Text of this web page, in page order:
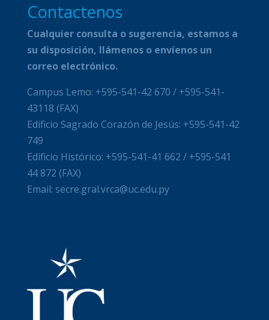
Contactenos
Cualquier consulta o sugerencia, estamos a
su disposición, llámenos o envíenos un
correo electrónico.
Campus Lemo: +595-541-42 670 / +595-541-
43118 (FAX)
Edificio Sagrado Corazón de Jesús: +595-541-42
749
Edificio Histórico: +595-541-41 662 / +595-541
44 872 (FAX)
Email: secre.gral.vrca@uc.edu.py